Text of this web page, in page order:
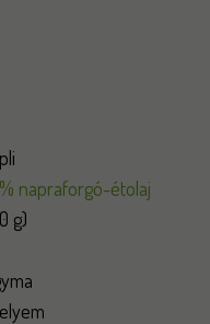
napraforgó-étolaj
g)